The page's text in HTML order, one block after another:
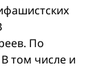
По
том числе и